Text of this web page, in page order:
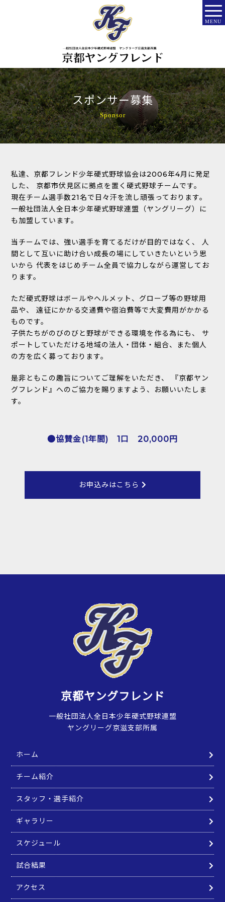
MENU
スポンサー募集
Sponsor
私達、京都フレンド少年硬式野球協会は2006年4月に発足
した、
京都市伏見区に拠点を置く硬式野球チームです。
現在チーム選手数21名で日々汗を流し頑張っております。
一般社団法人全日本少年硬式野球連盟（ヤングリーグ）に
も加盟しています。
当チームでは、強い選手を育てるだけが目的ではなく、
人
間として互いに助け合い成長の場にしていきたいという思
いから 代表をはじめチーム全員で協力しながら運営してお
ります。
ただ硬式野球はボールやヘルメット、グローブ等の野球用
品や、
遠征にかかる交通費や宿泊費等で大変費用がかかる
ものです。
子供たちがのびのびと野球ができる環境を作る為にも、
サ
ポートしていただける地域の法人・団体・組合、また個人
の方を広く募っております。
是非ともこの趣旨についてご理解をいただき、
『京都ヤン
グフレンド』へのご協力を賜りますよう、お願いいたしま
す。
●協賛金(1年間) 1口 20,000円
お申込みはこちら
京都ヤングフレンド
一般社団法人全日本少年硬式野球連盟
ヤングリーグ京滋支部所属
ホーム
チーム紹介
スタッフ・選手紹介
ギャラリー
スケジュール
試合結果
アクセス